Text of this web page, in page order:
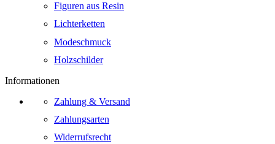
Figuren aus Resin
Lichterketten
Modeschmuck
Holzschilder
Informationen
Zahlung & Versand
Zahlungsarten
Widerrufsrecht